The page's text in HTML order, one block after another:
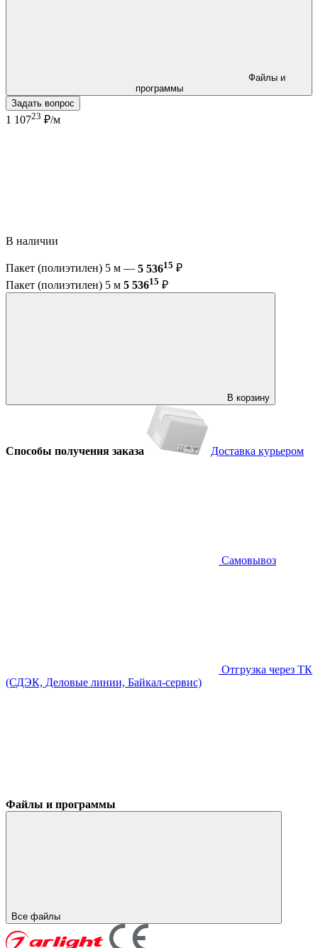
программы
Задать вопрос
1 10723 ₽/м
В наличии
Пакет (полиэтилен) 5 м — 5 53615 ₽
Пакет (полиэтилен) 5 м 5 53615 ₽
В корзину
Способы получения заказа Доставка курьером
Самовывоз
Отгрузка через ТК
(СДЭК, Деловые линии, Байкал-сервис)
Файлы и программы
Все файлы